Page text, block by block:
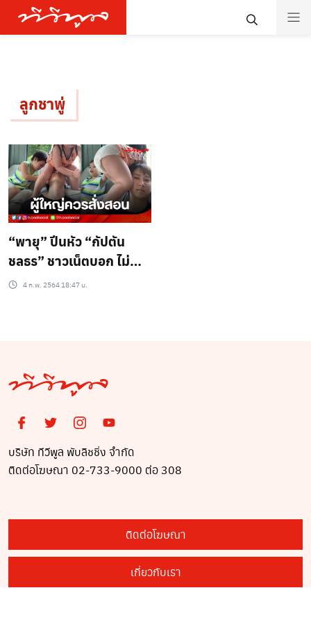
ลูกชาพู่
“พายุ” ปีนหัว “กัปตัน
ชลธร” ชาวเน็ตบอก ไม่
เหมาะสม ควรสั่งสอน!!
4 ก.พ. 2564 18:47 น.
บริษัท ทีวีพูล พับลิชชิ่ง จำกัด
ติดต่อโฆษณา 02-733-9000 ต่อ 308
ติดต่อโฆษณา
เกี่ยวกับเรา